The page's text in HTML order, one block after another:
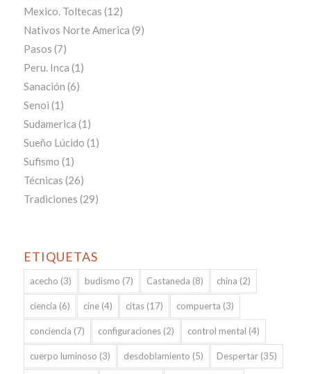
Mexico. Toltecas (12)
Nativos Norte America (9)
Pasos (7)
Peru. Inca (1)
Sanación (6)
Senoi (1)
Sudamerica (1)
Sueño Lúcido (1)
Sufismo (1)
Técnicas (26)
Tradiciones (29)
ETIQUETAS
acecho (3) budismo (7) Castaneda (8) china (2)
ciencia (6) cine(4) citas(17) compuerta (3)
conciencia (7) configuraciones(2) control mental (4)
cuerpo luminoso (3) desdoblamiento (5) Despertar(35)